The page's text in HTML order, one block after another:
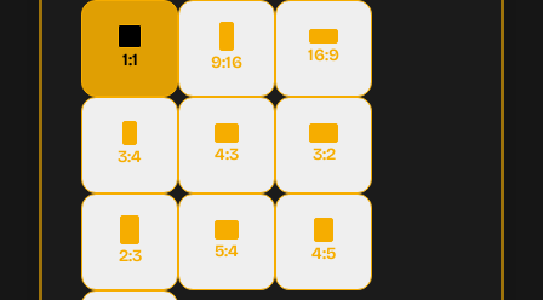
1:1 9:16 16:9
3:4 4:3 3:2
2:3 5:4 4:5